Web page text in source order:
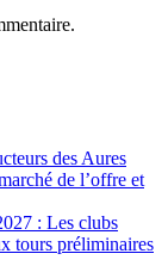
des Aures
de l’offre et
: Les clubs
tours préliminaires